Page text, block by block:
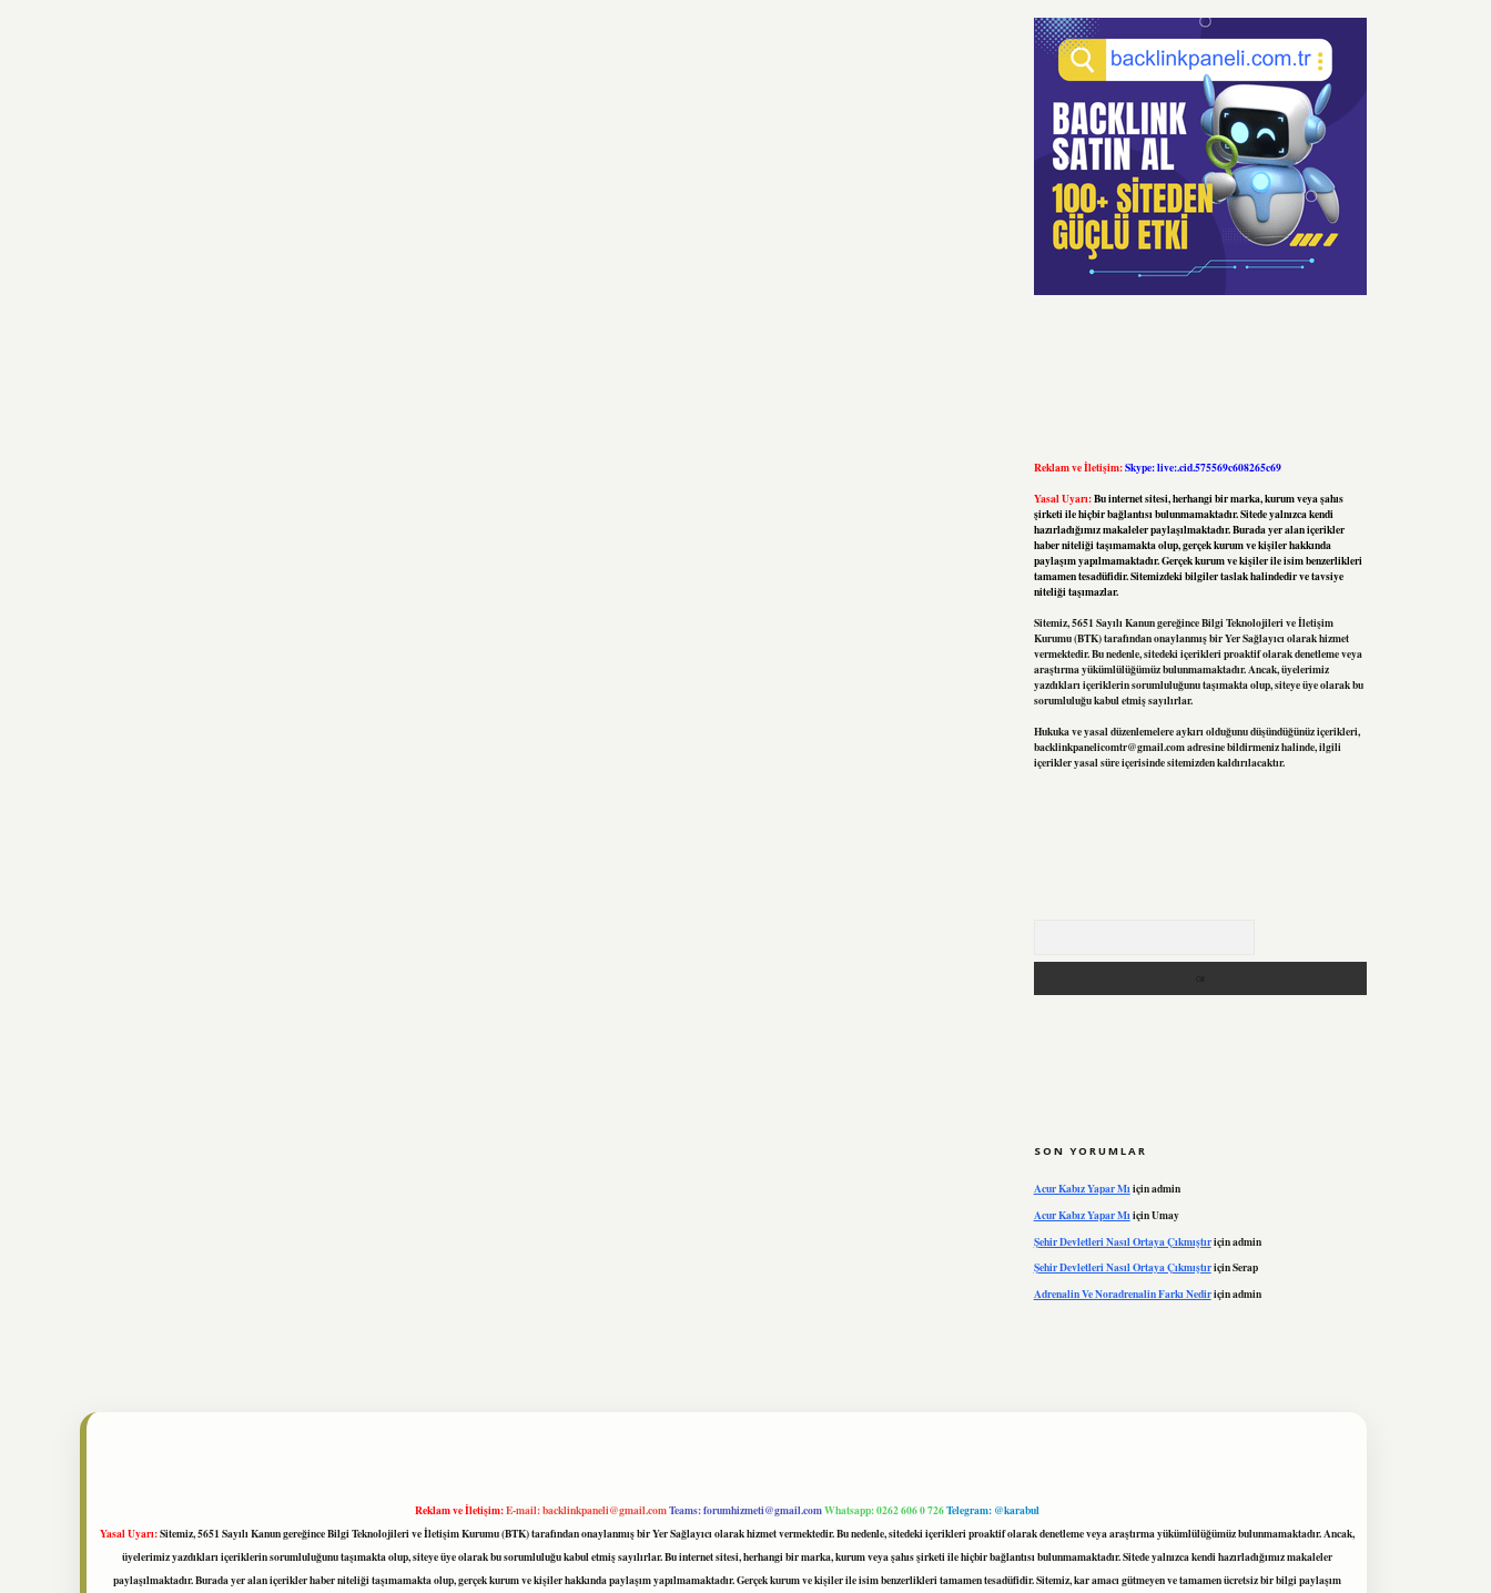
Reklam ve İletişim:Skype: live:.cid.575569c608265c69
Yasal Uyarı:Bu internet sitesi, herhangi bir marka, kurum veya şahıs
şirketi ile hiçbir bağlantısı bulunmamaktadır. Sitede yalnızca kendi
hazırladığımız makaleler paylaşılmaktadır. Burada yer alan içerikler
haber niteliği taşımamakta olup, gerçek kurum ve kişiler hakkında
paylaşım yapılmamaktadır. Gerçek kurum ve kişiler ile isim benzerlikleri
tamamen tesadüfidir. Sitemizdeki bilgiler taslak halindedir ve tavsiye
niteliği taşımazlar.
Sitemiz, 5651 Sayılı Kanun gereğince Bilgi Teknolojileri ve İletişim
Kurumu (BTK) tarafından onaylanmış bir Yer Sağlayıcı olarak hizmet
vermektedir. Bu nedenle, sitedeki içerikleri proaktif olarak denetleme veya
araştırma yükümlülüğümüz bulunmamaktadır. Ancak, üyelerimiz
yazdıkları içeriklerin sorumluluğunu taşımakta olup, siteye üye olarak bu
sorumluluğu kabul etmiş sayılırlar.
Hukuka ve yasal düzenlemelere aykırı olduğunu düşündüğünüz içerikleri,
backlinkpanelicomtr@gmail.comadresine bildirmeniz halinde, ilgili
içerikler yasal süre içerisinde sitemizden kaldırılacaktır.
SON YORUMLAR
Acur Kabız Yapar Mıiçinadmin
Acur Kabız Yapar MıiçinUmay
Şehir Devletleri Nasıl Ortaya Çıkmıştıriçinadmin
Şehir Devletleri Nasıl Ortaya ÇıkmıştıriçinSerap
Adrenalin Ve Noradrenalin Farkı Nediriçinadmin
Reklam ve İletişim:E-mail:backlinkpaneli@gmail.comTeams:forumhizmeti@gmail.comWhatsapp: 0262 606 0 726Telegram: @karabul
Yasal Uyarı:Sitemiz, 5651 Sayılı Kanun gereğince Bilgi Teknolojileri ve İletişim Kurumu (BTK) tarafından onaylanmış bir Yer Sağlayıcı olarak hizmet vermektedir. Bu nedenle, sitedeki içerikleri proaktif olarak denetleme veya araştırma yükümlülüğümüz bulunmamaktadır. Ancak,
üyelerimiz yazdıkları içeriklerin sorumluluğunu taşımakta olup, siteye üye olarak bu sorumluluğu kabul etmiş sayılırlar. Bu internet sitesi, herhangi bir marka, kurum veya şahıs şirketi ile hiçbir bağlantısı bulunmamaktadır. Sitede yalnızca kendi hazırladığımız makaleler
paylaşılmaktadır. Burada yer alan içerikler haber niteliği taşımamakta olup, gerçek kurum ve kişiler hakkında paylaşım yapılmamaktadır. Gerçek kurum ve kişiler ile isim benzerlikleri tamamen tesadüfidir. Sitemiz, kar amacı gütmeyen ve tamamen ücretsiz bir bilgi paylaşım